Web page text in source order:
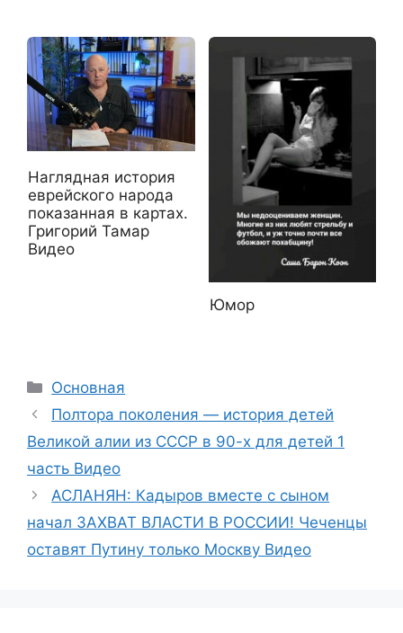
Наглядная история
еврейского народа
показанная в картах.
Григорий Тамар
Видео
Юмор
Рубрики
Основная
Полтора поколения — история детей
Великой алии из СССР в 90-х для детей 1
часть Видео
АСЛАНЯН: Кадыров вместе с сыном
начал ЗАХВАТ ВЛАСТИ В РОССИИ! Чеченцы
оставят Путину только Москву Видео